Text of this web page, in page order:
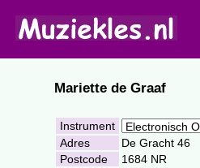
Mariette de Graaf
Instrument
Adres
De Gracht 46
Postcode
1684 NR